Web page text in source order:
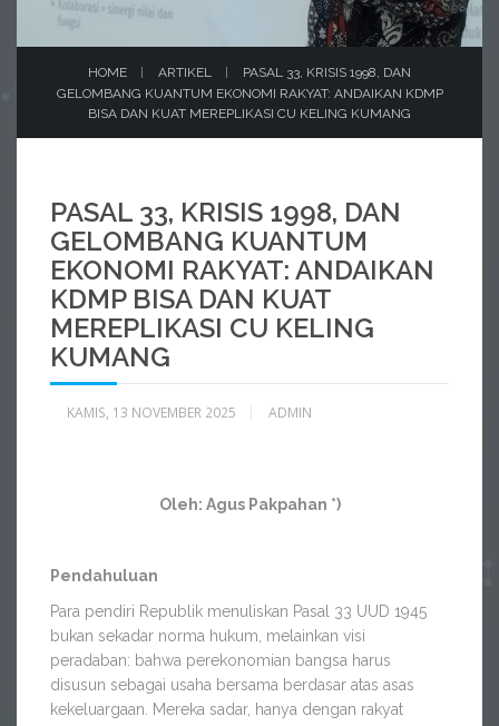
HOME ARTIKEL
PASAL 33, KRISIS 1998, DAN
GELOMBANG KUANTUM EKONOMI RAKYAT: ANDAIKAN KDMP
BISA DAN KUAT MEREPLIKASI CU KELING KUMANG
PASAL 33, KRISIS 1998, DAN
GELOMBANG KUANTUM
EKONOMI RAKYAT: ANDAIKAN
KDMP BISA DAN KUAT
MEREPLIKASI CU KELING
KUMANG
KAMIS, 13 NOVEMBER 2025 ADMIN
Oleh: Agus Pakpahan *)
Pendahuluan
Para pendiri Republik menuliskan Pasal 33 UUD 1945
bukan sekadar norma hukum, melainkan visi
peradaban: bahwa perekonomian bangsa harus
disusun sebagai usaha bersama berdasar atas asas
kekeluargaan. Mereka sadar, hanya dengan rakyat